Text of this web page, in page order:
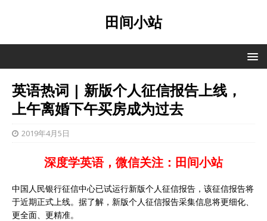
田间小站
英语热词 | 新版个人征信报告上线，
上午离婚下午买房成为过去
2019年4月5日
深度学英语，微信关注：田间小站
中国人民银行征信中心已试运行新版个人征信报告，该征信报告将
于近期正式上线。据了解，新版个人征信报告采集信息将更细化、
更全面、更精准。